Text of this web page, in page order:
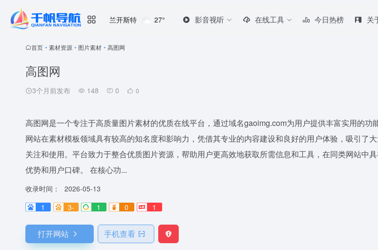
兰开斯特 27° 影音视听 在线工具 今日热榜 关
首页 • 素材资源 • 图片素材 • 高图网
高图网
3个月前发布 148 0 0
高图网是一个专注于高质量图片素材的优质在线平台，通过域名gaoimg.com为用户提供丰富实用的功
网站在素材模板领域具有较高的知名度和影响力，凭借其专业的内容建设和良好的用户体验，吸引了
关注和使用。平台致力于整合优质图片资源，帮助用户更高效地获取所需信息和工具，在同类网站中
优势和用户口碑。 在核心功...
收录时间：
2026-05-13
1
3- 1 0 1
打开网站 手机查看